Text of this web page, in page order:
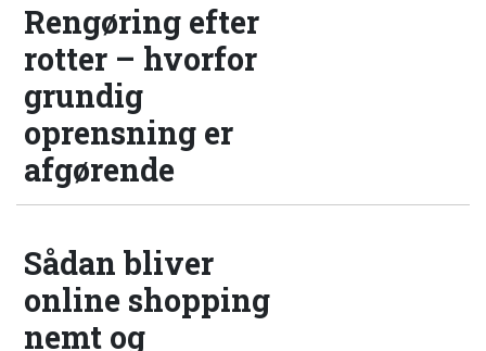
Rengøring efter
rotter – hvorfor
grundig
oprensning er
afgørende
Sådan bliver
online shopping
nemt og